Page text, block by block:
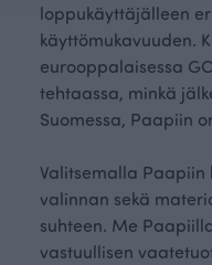
loppukäyttäjälleen
käyttömukavuuden.
eurooppalaisessa
tehtaassa, minkä
Suomessa, Paapiin
Valitsemalla
valinnan sekä
suhteen. Me
vastuullisen